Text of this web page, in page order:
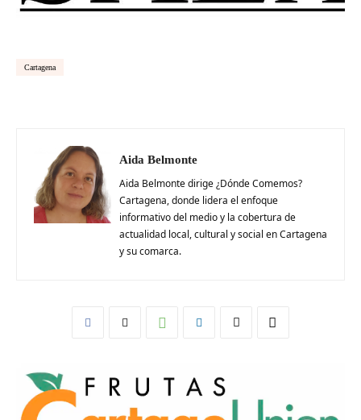
Cartagena
Aida Belmonte
Aida Belmonte dirige ¿Dónde Comemos?
Cartagena, donde lidera el enfoque
informativo del medio y la cobertura de
actualidad local, cultural y social en Cartagena
y su comarca.